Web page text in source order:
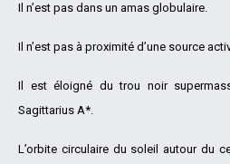
Il n’est pas dans un amas globulaire.
Il n’est pas à proximité d’une source
Il est éloigné du trou noir
Sagittarius A*.
L’orbite circulaire du soleil autour du